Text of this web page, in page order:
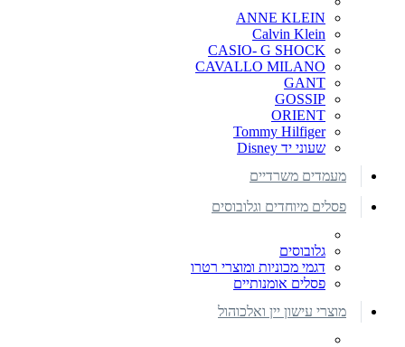
ANNE KLEIN
Calvin Klein
CASIO- G SHOCK
CAVALLO MILANO
GANT
GOSSIP
ORIENT
Tommy Hilfiger
שעוני יד Disney
מעמדים משרדיים
פסלים מיוחדים וגלובוסים
גלובוסים
דגמי מכוניות ומוצרי רטרו
פסלים אומנותיים
מוצרי עישון יין ואלכוהול